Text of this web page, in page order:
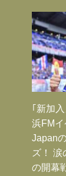
｢新加
浜FM
Japan
ズ！
の開幕